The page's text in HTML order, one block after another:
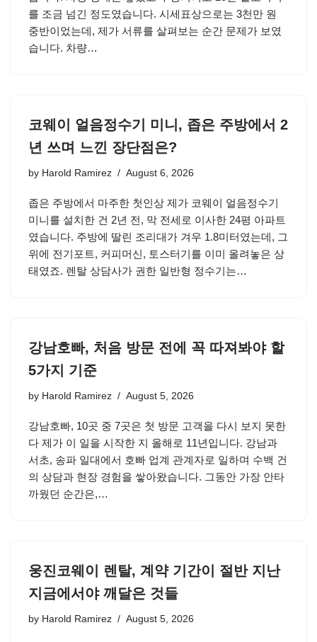
를 조금 넘긴 정도였습니다. 시세표상으로는 3천만 원
중반이었는데, 제가 서류를 살펴보는 순간 문제가 보였
습니다. 차량…
코웨이 얼음정수기 미니, 좁은 주방에서 2
년 쓰며 느낀 장단점은?
by Harold Ramirez August 6, 2026
좁은 주방에서 마주한 첫인상 제가 코웨이 얼음정수기
미니를 설치한 건 2년 전, 막 전세로 이사한 24평 아파트
였습니다. 주방에 딸린 조리대가 겨우 1.8미터였는데, 그
위에 전기포트, 커피머신, 토스터기를 이미 올려놓은 상
태였죠. 렌탈 상담사가 권한 일반형 정수기는…
강남호빠, 처음 방문 전에 꼭 따져봐야 할
5가지 기준
by Harold Ramirez August 5, 2026
강남호빠, 10곳 중 7곳은 첫 방문 고객을 다시 보지 못한
다 제가 이 일을 시작한 지 올해로 11년입니다. 강남과
서초, 송파 일대에서 호빠 업계 관계자로 일하며 수백 건
의 상담과 현장 경험을 쌓아왔습니다. 그동안 가장 안타
까웠던 순간은,…
웅진코웨이 렌탈, 계약 기간이 절반 지난
지금에서야 깨달은 것들
by Harold Ramirez August 5, 2026